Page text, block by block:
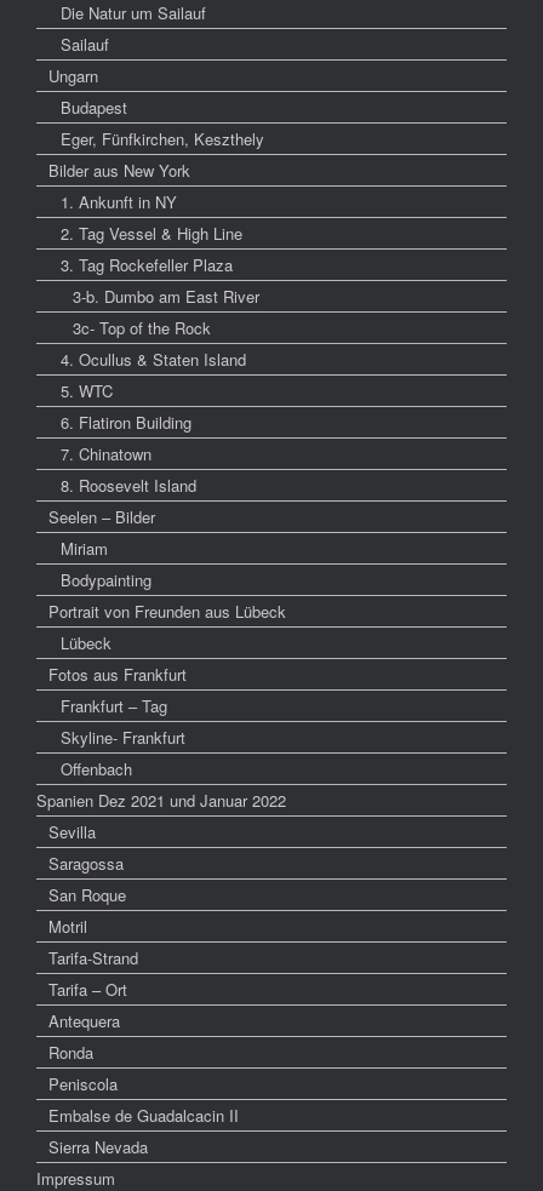
Die Natur um Sailauf
Sailauf
Ungarn
Budapest
Eger, Fünfkirchen, Keszthely
Bilder aus New York
1. Ankunft in NY
2. Tag Vessel & High Line
3. Tag Rockefeller Plaza
3-b. Dumbo am East River
3c- Top of the Rock
4. Ocullus & Staten Island
5. WTC
6. Flatiron Building
7. Chinatown
8. Roosevelt Island
Seelen – Bilder
Miriam
Bodypainting
Portrait von Freunden aus Lübeck
Lübeck
Fotos aus Frankfurt
Frankfurt – Tag
Skyline- Frankfurt
Offenbach
Spanien Dez 2021 und Januar 2022
Sevilla
Saragossa
San Roque
Motril
Tarifa-Strand
Tarifa – Ort
Antequera
Ronda
Peniscola
Embalse de Guadalcacin II
Sierra Nevada
Impressum